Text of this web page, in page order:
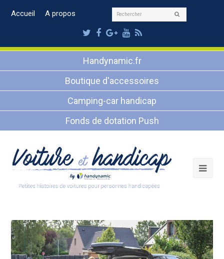
Accueil A propos Rechercher
Twitter
Facebook
Google
Plus
Youtube
RSS
Handynamic.fr
Boutique d'accessoires
Camping-car handicap
Fonds de dotation Push